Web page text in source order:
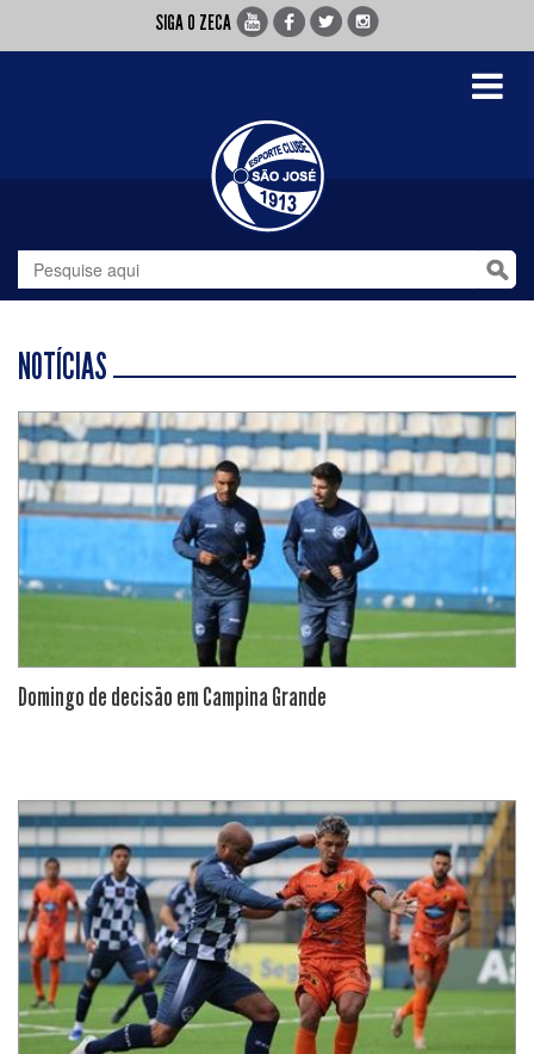
SIGA O ZECA
Toggle
NOTÍCIAS
Domingo de decisão em Campina Grande